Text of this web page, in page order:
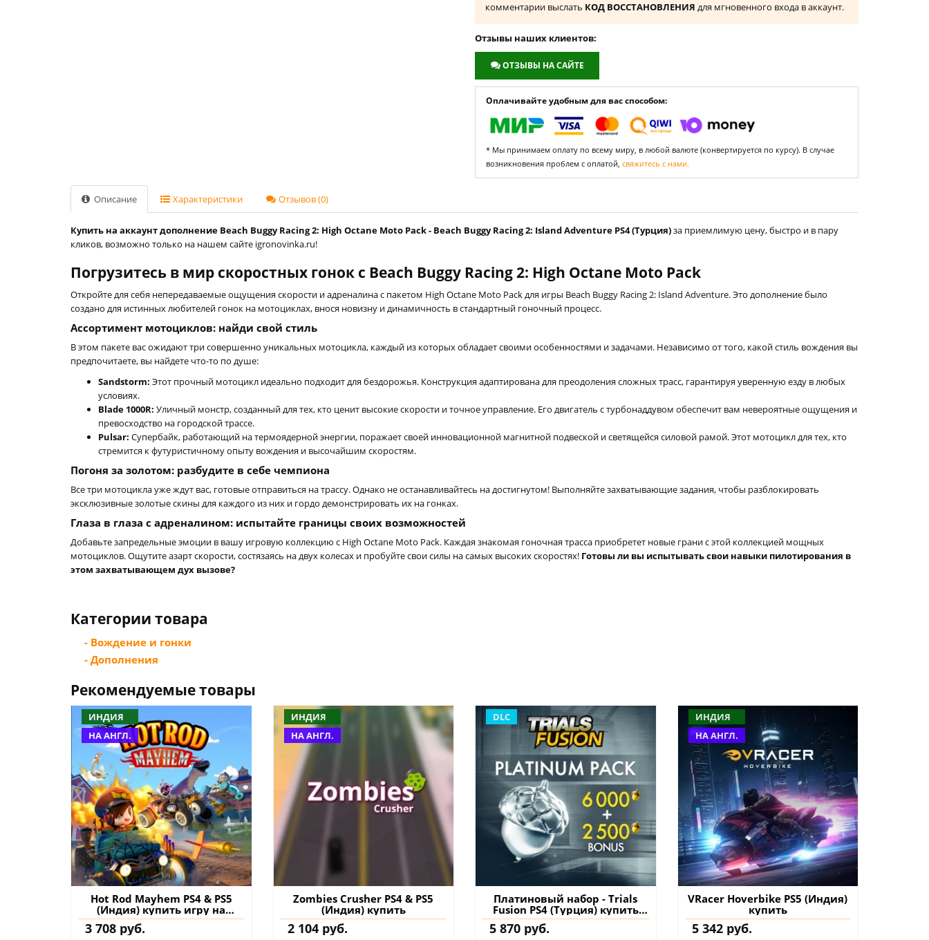
комментарии выслать КОД ВОССТАНОВЛЕНИЯ для мгновенного входа в аккаунт.
Отзывы наших клиентов:
ОТЗЫВЫ НА САЙТЕ
Оплачивайте удобным для вас способом:
* Мы принимаем оплату по всему миру, в любой валюте (конвертируется по курсу). В случае
возникновения проблем с оплатой, свяжитесь с нами.
Описание Характеристики Отзывов (0)
Купить на аккаунт дополнение Beach Buggy Racing 2: High Octane Moto Pack - Beach Buggy Racing 2: Island Adventure PS4 (Турция)за приемлимую цену, быстро и в пару
кликов, возможно только на нашем сайте igronovinka.ru!
Погрузитесь в мир скоростных гонок с Beach Buggy Racing 2: High Octane Moto Pack
Откройте для себя непередаваемые ощущения скорости и адреналина с пакетом High Octane Moto Pack для игры Beach Buggy Racing 2: Island Adventure. Это дополнение было
создано для истинных любителей гонок на мотоциклах, внося новизну и динамичность в стандартный гоночный процесс.
Ассортимент мотоциклов: найди свой стиль
В этом пакете вас ожидают три совершенно уникальных мотоцикла, каждый из которых обладает своими особенностями и задачами. Независимо от того, какой стиль вождения вы
предпочитаете, вы найдете что-то по душе:
Sandstorm: Этот прочный мотоцикл идеально подходит для бездорожья. Конструкция адаптирована для преодоления сложных трасс, гарантируя уверенную езду в любых
условиях.
Blade 1000R: Уличный монстр, созданный для тех, кто ценит высокие скорости и точное управление. Его двигатель с турбонаддувом обеспечит вам невероятные ощущения и
превосходство на городской трассе.
Pulsar: Супербайк, работающий на термоядерной энергии, поражает своей инновационной магнитной подвеской и светящейся силовой рамой. Этот мотоцикл для тех, кто
стремится к футуристичному опыту вождения и высочайшим скоростям.
Погоня за золотом: разбудите в себе чемпиона
Все три мотоцикла уже ждут вас, готовые отправиться на трассу. Однако не останавливайтесь на достигнутом! Выполняйте захватывающие задания, чтобы разблокировать
эксклюзивные золотые скины для каждого из них и гордо демонстрировать их на гонках.
Глаза в глаза с адреналином: испытайте границы своих возможностей
Добавьте запредельные эмоции в вашу игровую коллекцию с High Octane Moto Pack. Каждая знакомая гоночная трасса приобретет новые грани с этой коллекцией мощных
мотоциклов. Ощутите азарт скорости, состязаясь на двух колесах и пробуйте свои силы на самых высоких скоростях! Готовы ли вы испытывать свои навыки пилотирования в
этом захватывающем дух вызове?
Категории товара
- Вождение и гонки
- Дополнения
Рекомендуемые товары
ИНДИЯ
НА АНГЛ.
Hot Rod Mayhem PS4 & PS5
(Индия) купить игру на
аккаунт
3 708 руб.
ИНДИЯ
НА АНГЛ.
Zombies Crusher PS4 & PS5
(Индия) купить
2 104 руб.
DLC
Платиновый набор - Trials
Fusion PS4 (Турция) купить
дополнение на аккаунт
5 870 руб.
ИНДИЯ
НА АНГЛ.
VRacer Hoverbike PS5 (Индия)
купить
5 342 руб.